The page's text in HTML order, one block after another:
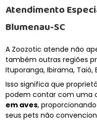
Atendimento
Blumenau-SC
A Zoozotic atende não
também outras regiões
Ituporanga, Ibirama, Taió,
Isso significa que
podem contar com uma
em aves,
seus pets não